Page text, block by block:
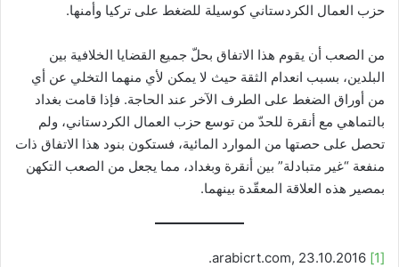
حزب العمال الكردستاني كوسيلة للضغط على تركيا وأمنها.
من الصعب أن يقوم هذا الاتفاق بحلّ جميع القضايا الخلافية بين
البلدين، بسبب انعدام الثقة حيث لا يمكن لأي منهما التخلي عن أي
من أوراق الضغط على الطرف الآخر عند الحاجة. فإذا قامت بغداد
بالتماهي مع أنقرة للحدّ من توسع حزب العمال الكردستاني، ولم
تحصل على حصتها من الموارد المائية، فستكون بنود هذا الاتفاق ذات
منفعة “غير متبادلة” بين أنقرة وبغداد، مما يجعل من الصعب التكهن
بمصير هذه العلاقة المعقّدة بينهما.
[1]